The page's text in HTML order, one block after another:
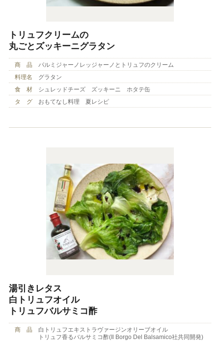
トリュフクリームの
丸ごとズッキーニグラタン
商 品
パルミジャーノレッジャーノとトリュフのクリーム
料理名
グラタン
食 材
シュレッドチーズ ズッキーニ ホタテ缶
タ グ
おもてなし料理 夏レシピ
湯引きレタス
白トリュフオイル
トリュフバルサミコ酢
商 品
白トリュフエキストラヴァージンオリーブオイル
トリュフ香るバルサミコ酢(Il Borgo Del Balsamico社共同開発)